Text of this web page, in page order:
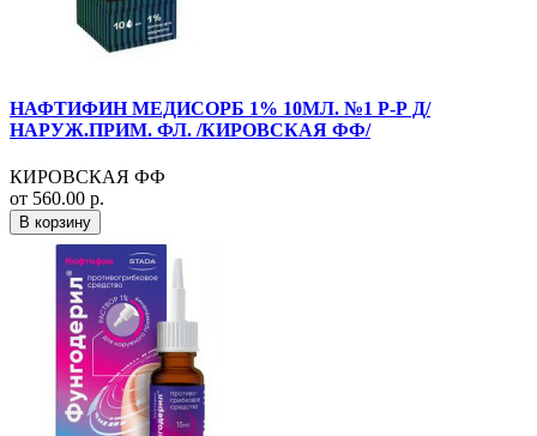
НАФТИФИН МЕДИСОРБ 1% 10МЛ. №1 Р-Р Д/
НАРУЖ.ПРИМ. ФЛ. /КИРОВСКАЯ ФФ/
КИРОВСКАЯ ФФ
от 560.00 р.
В корзину